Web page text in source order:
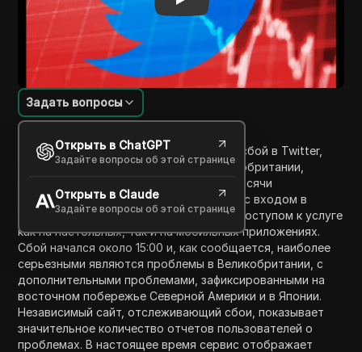
Введение в содержание
Задать вопросы
Открыть в ChatGPT
Задайте вопросы об этой странице
Открыть в Claude
Задайте вопросы об этой странице
Видео обсуждает широкомасштабный сбой в Twitter,
затрагивающий пользователей в Великобритании,
Европе, Северной Америке и Японии. Тысячи
пользователей испытывают трудности с входом в
систему, обновлением своих лент или доступом к услуге
как на настольных, так и на мобильных приложениях.
Сбой начался около 15:00 и, как сообщается, наиболее
серьезными являются проблемы в Великобритании, с
дополнительными проблемами, зафиксированными на
восточном побережье Северной Америки и в Японии.
Независимый сайт, отслеживающий сбои, показывает
значительное количество отчетов пользователей о
проблемах. В настоящее время сервис отображает